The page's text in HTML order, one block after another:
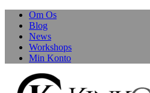
Om Os
Blog
News
Workshops
Min Konto